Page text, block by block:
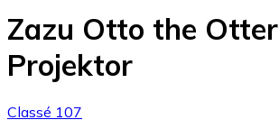
Zazu Otto the Otter
Projektor
Classé 107